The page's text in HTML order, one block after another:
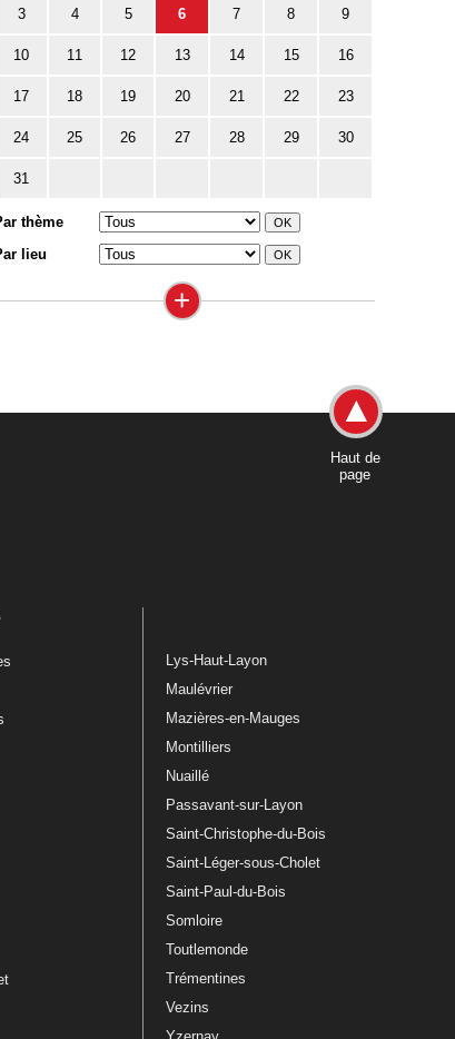
3 4 5 6 7 8 9
10 11 12 13 14 15 16
17 18 19 20 21 22 23
24 25 26 27 28 29 30
31
thème
lieu
+
Haut de
page
Lys-Haut-Layon
Maulévrier
Mazières-en-Mauges
Montilliers
Nuaillé
Passavant-sur-Layon
Saint-Christophe-du-Bois
Saint-Léger-sous-Cholet
Saint-Paul-du-Bois
Somloire
Toutlemonde
Trémentines
Vezins